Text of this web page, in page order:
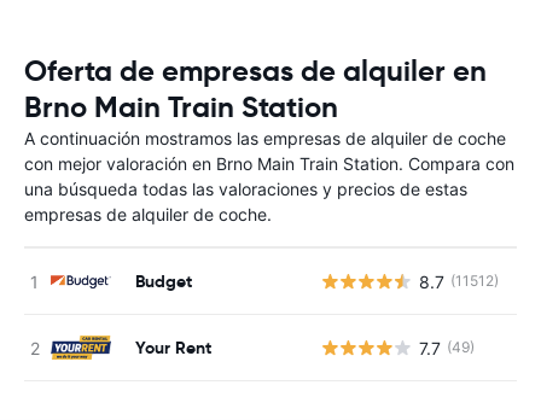
Oferta de empresas de alquiler en
Brno Main Train Station
A continuación mostramos las empresas de alquiler de coche
con mejor valoración en Brno Main Train Station. Compara con
una búsqueda todas las valoraciones y precios de estas
empresas de alquiler de coche.
Budget 8.7 (11512)
Your Rent 7.7 (49)